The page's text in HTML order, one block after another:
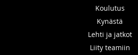
Koulutus
Kynästä
Lehti ja jatkot
Liity teamiin